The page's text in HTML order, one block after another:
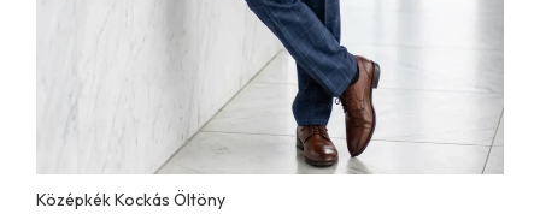
Középkék Kockás Öltöny